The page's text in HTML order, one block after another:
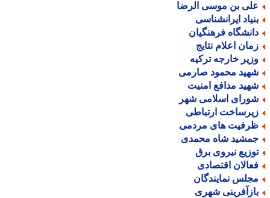
بن موسی الرضا
ایرانشناسی
فرهنگیان
اعلام نتایج
خارجه ترکیه
محمود صارمی
مدافع امنیت
اسلامی شهر
ارتباطی
های مردمی
شاه محمدی
نیروی برق
اقتصادی
نمایندگان
شهری